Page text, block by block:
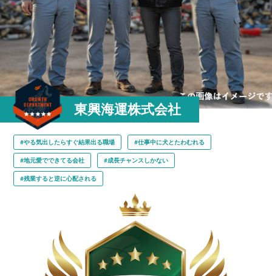
東興海運株式会社
#やる気出したらすぐ結果出る職場 #仕事中に犬とたわむれる
#地元愛でできてる会社 #成長チャンスしかない
#残業すると逆に心配される